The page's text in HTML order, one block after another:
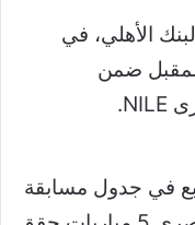
الأهلي، في
ضمن
NILE
.
في جدول مسابقة